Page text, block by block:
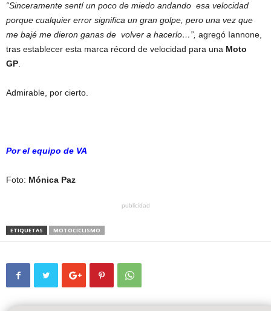
“Sinceramente sentí un poco de miedo andando esa velocidad
porque cualquier error significa un gran golpe, pero una vez que
me bajé me dieron ganas de volver a hacerlo…”, agregó Iannone,
tras establecer esta marca récord de velocidad para una Moto
GP
Admirable, por cierto.
Por el equipo de VA
Foto: Mónica Paz
publicidad
ETIQUETAS MOTOCICLISMO